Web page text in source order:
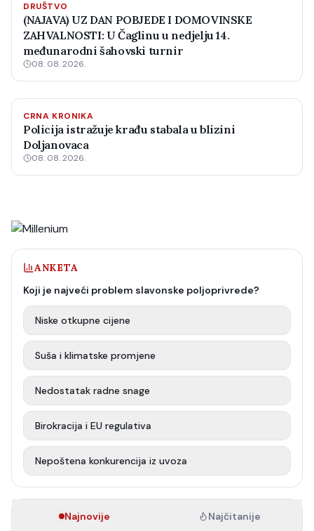
DRUŠTVO
(NAJAVA) UZ DAN POBJEDE I DOMOVINSKE
ZAHVALNOSTI: U Čaglinu u nedjelju 14.
međunarodni šahovski turnir
08. 08. 2026.
CRNA KRONIKA
Policija istražuje krađu stabala u blizini
Doljanovaca
08. 08. 2026.
ANKETA
Koji je najveći problem slavonske poljoprivrede?
Niske otkupne cijene
Suša i klimatske promjene
Nedostatak radne snage
Birokracija i EU regulativa
Nepoštena konkurencija iz uvoza
Najnovije Najčitanije